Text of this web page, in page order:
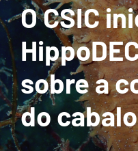
O CSIC
sobre a
do